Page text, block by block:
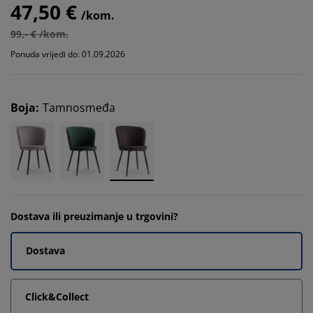
47,50 € /kom.
99,- € /kom.
Ponuda vrijedi do: 01.09.2026
Boja: Tamnosmeđa
Dostava ili preuzimanje u trgovini?
Dostava
Click&Collect